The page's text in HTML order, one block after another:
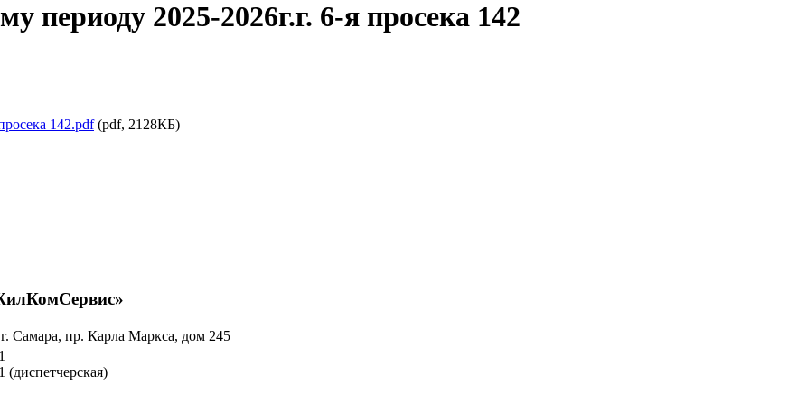
периоду 2025-2026г.г. 6-я просека 142
142.pdf(pdf, 2128КБ)
Самара, пр. Карла Маркса, дом 245
(диспетчерская)